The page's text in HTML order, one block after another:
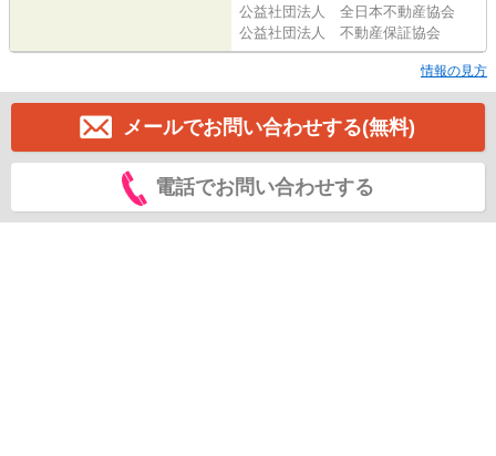
公益社団法人 全日本不動産協会
公益社団法人 不動産保証協会
情報の見方
メールでお問い合わせする(無料)
電話でお問い合わせする